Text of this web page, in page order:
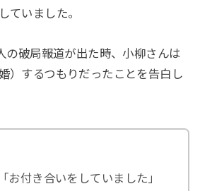
ていました。
の破局報道が出た時、小柳さんは
）するつもりだったことを告白し
お付き合いをしていました」